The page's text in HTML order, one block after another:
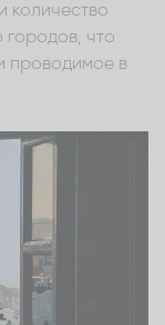
количество
что
проводимое в